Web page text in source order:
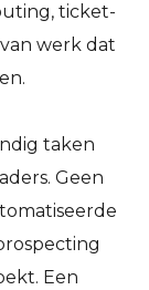
ticket-
werk dat
taken
Geen
Een